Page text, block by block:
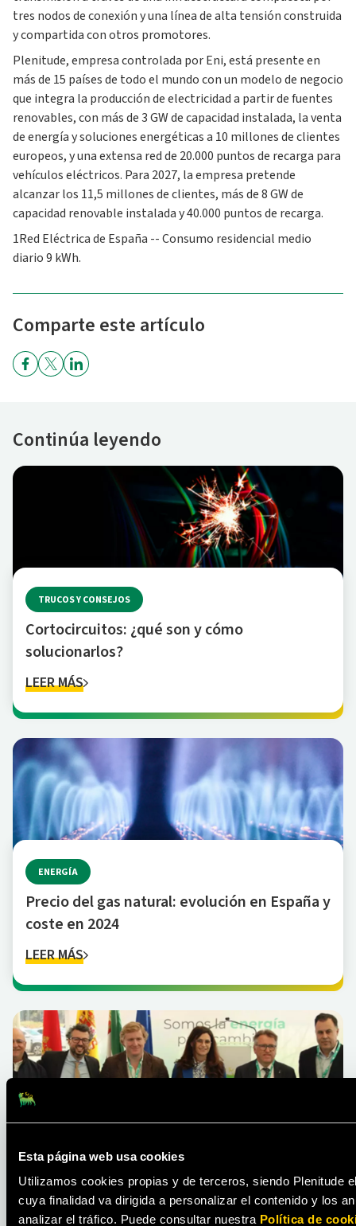
Esta página web usa cookies
Utilizamos cookies propias y de terceros, siendo Plenitude
cuya finalidad va dirigida a personalizar el contenido y los
analizar el tráfico. Puede consultar nuestra Política de
tres nodos de conexión y una línea de alta tensión construida
y compartida con otros promotores.
Plenitude, empresa controlada por Eni, está presente en
más de 15 países de todo el mundo con un modelo de negocio
que integra la producción de electricidad a partir de fuentes
renovables, con más de 3 GW de capacidad instalada, la venta
de energía y soluciones energéticas a 10 millones de clientes
europeos, y una extensa red de 20.000 puntos de recarga para
vehículos eléctricos. Para 2027, la empresa pretende
alcanzar los 11,5 millones de clientes, más de 8 GW de
capacidad renovable instalada y 40.000 puntos de recarga.
1Red Eléctrica de España -- Consumo residencial medio
diario 9 kWh.
Comparte este artículo
Continúa leyendo
TRUCOS Y CONSEJOS
Cortocircuitos: ¿qué son y cómo
solucionarlos?
LEER MÁS
ENERGÍA
Precio del gas natural: evolución en España y
coste en 2024
LEER MÁS
Plenitude inicia la construcción del parque
fotovoltaico Renopool de 330 MW en
España, el mayor proyecto realizado por la